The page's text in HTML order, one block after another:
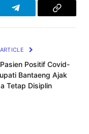
Telegram
Copy
Positif Covid-
Bantaeng Ajak
Tetap Disiplin